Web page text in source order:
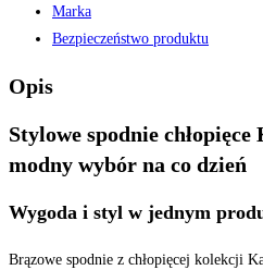
Marka
Bezpieczeństwo produktu
Opis
Stylowe spodnie
modny wybór na co dzień
Wygoda i styl w jednym
Brązowe spodnie z chłopięcej kolekcji